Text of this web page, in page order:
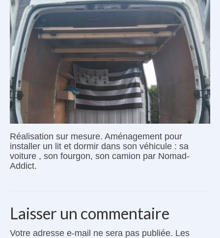
Le Kit Cuisine
Véhicules compatibles
Accessoires Kayak
Avis clients
Contact
Le van à vélo
Réalisation sur mesure. Aménagement pour
installer un lit et dormir dans son véhicule : sa
voiture , son fourgon, son camion par Nomad-
Addict.
Laisser un commentaire
Votre adresse e-mail ne sera pas publiée. Les